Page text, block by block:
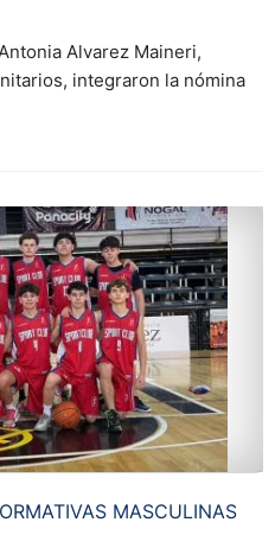
Alvarez Maineri,
integraron la nómina
MASCULINAS